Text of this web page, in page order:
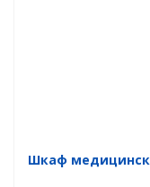
Шкаф